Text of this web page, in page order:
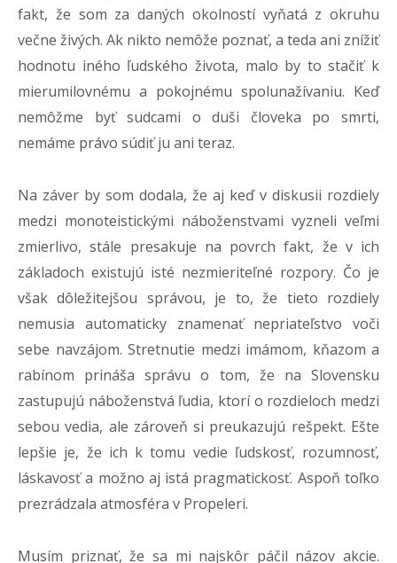
fakt, že som za daných okolností vyňatá z okruhu
večne živých. Ak nikto nemôže poznať, a teda ani znížiť
hodnotu iného ľudského života, malo by to stačiť k
mierumilovnému a pokojnému spolunažívaniu. Keď
nemôžme byť sudcami o duši človeka po smrti,
nemáme právo súdiť ju ani teraz.
Na záver by som dodala, že aj keď v diskusii rozdiely
medzi monoteistickými náboženstvami vyzneli veľmi
zmierlivo, stále presakuje na povrch fakt, že v ich
základoch existujú isté nezmieriteľné rozpory. Čo je
však dôležitejšou správou, je to, že tieto rozdiely
nemusia automaticky znamenať nepriateľstvo voči
sebe navzájom. Stretnutie medzi imámom, kňazom a
rabínom prináša správu o tom, že na Slovensku
zastupujú náboženstvá ľudia, ktorí o rozdieloch medzi
sebou vedia, ale zároveň si preukazujú rešpekt. Ešte
lepšie je, že ich k tomu vedie ľudskosť, rozumnosť,
láskavosť a možno aj istá pragmatickosť. Aspoň toľko
prezrádzala atmosféra v Propeleri.
Musím priznať, že sa mi najskôr páčil názov akcie.